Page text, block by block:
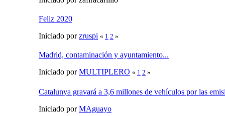
Feliz 2020
Iniciado porzruspi « 1 2 »
Madrid, contaminación y ayuntamiento...
Iniciado porMULTIPLERO « 1 2 »
Catalunya gravará a 3,6 millones de vehículos por las
Iniciado porMAguayo